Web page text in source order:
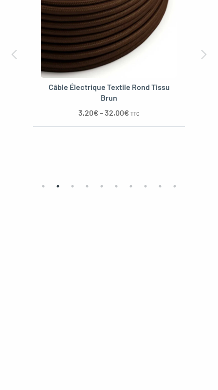
Câble Électrique Textile Rond Tissu
Brun
3,20€–32,00€ TTC